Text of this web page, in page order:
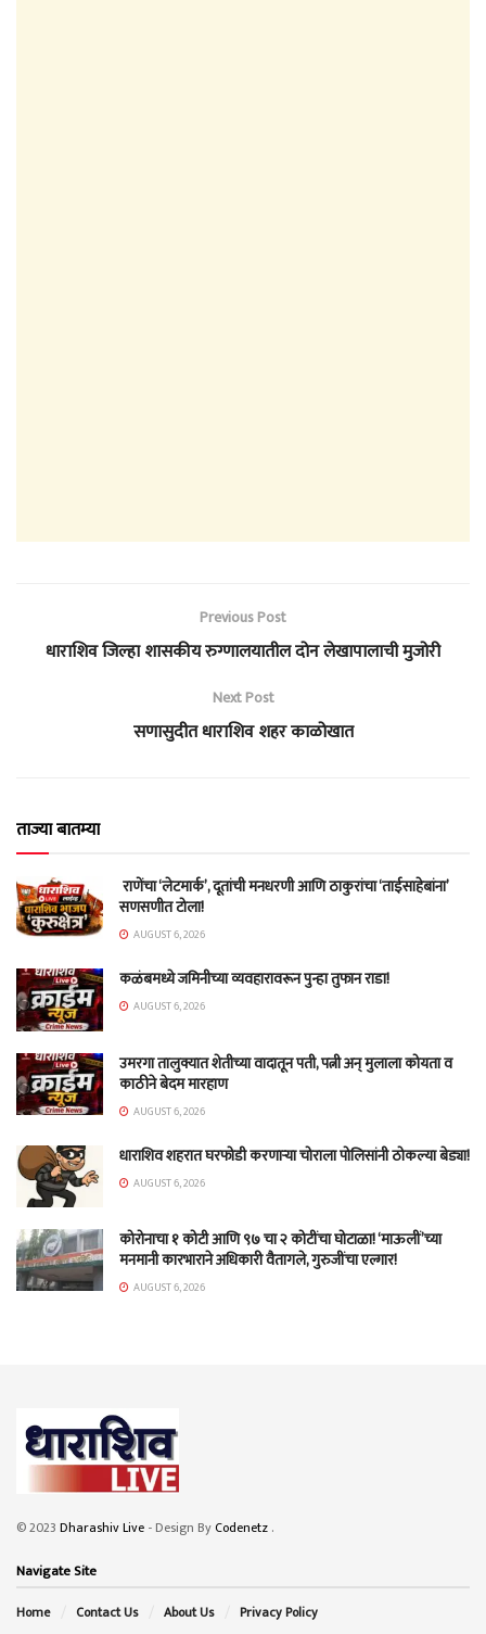
Previous Post
धाराशिव जिल्हा शासकीय रुग्णालयातील दोन लेखापालाची मुजोरी
Next Post
सणासुदीत धाराशिव शहर काळोखात
ताज्या बातम्या
राणेंचा ‘लेटमार्क’, दूतांची मनधरणी आणि ठाकुरांचा ‘ताईसाहेबांना’
सणसणीत टोला!
AUGUST 6, 2026
कळंबमध्ये जमिनीच्या व्यवहारावरून पुन्हा तुफान राडा!
AUGUST 6, 2026
उमरगा तालुक्यात शेतीच्या वादातून पती, पत्नी अन् मुलाला कोयता व
काठीने बेदम मारहाण
AUGUST 6, 2026
धाराशिव शहरात घरफोडी करणाऱ्या चोराला पोलिसांनी ठोकल्या बेड्या!
AUGUST 6, 2026
कोरोनाचा १ कोटी आणि ९७ चा २ कोटींचा घोटाळा! ‘माऊलीं’च्या
मनमानी कारभाराने अधिकारी वैतागले, गुरुजींचा एल्गार!
AUGUST 6, 2026
© 2023 Dharashiv Live - Design ByCodenetz .
Navigate Site
Home Contact Us About Us Privacy Policy